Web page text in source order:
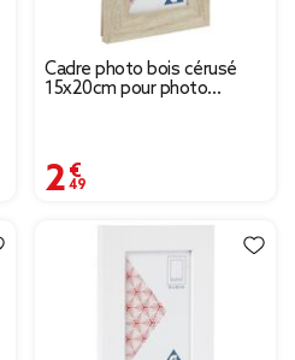
Cadre photo bois cérusé
15x20cm pour photo
2,49 €